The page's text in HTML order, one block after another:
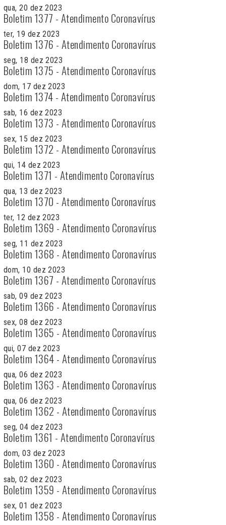
qua, 20 dez 2023
Boletim 1377 - Atendimento Coronavírus
ter, 19 dez 2023
Boletim 1376 - Atendimento Coronavírus
seg, 18 dez 2023
Boletim 1375 - Atendimento Coronavírus
dom, 17 dez 2023
Boletim 1374 - Atendimento Coronavírus
sab, 16 dez 2023
Boletim 1373 - Atendimento Coronavírus
sex, 15 dez 2023
Boletim 1372 - Atendimento Coronavírus
qui, 14 dez 2023
Boletim 1371 - Atendimento Coronavírus
qua, 13 dez 2023
Boletim 1370 - Atendimento Coronavírus
ter, 12 dez 2023
Boletim 1369 - Atendimento Coronavírus
seg, 11 dez 2023
Boletim 1368 - Atendimento Coronavírus
dom, 10 dez 2023
Boletim 1367 - Atendimento Coronavírus
sab, 09 dez 2023
Boletim 1366 - Atendimento Coronavírus
sex, 08 dez 2023
Boletim 1365 - Atendimento Coronavírus
qui, 07 dez 2023
Boletim 1364 - Atendimento Coronavírus
qua, 06 dez 2023
Boletim 1363 - Atendimento Coronavírus
qua, 06 dez 2023
Boletim 1362 - Atendimento Coronavírus
seg, 04 dez 2023
Boletim 1361 - Atendimento Coronavírus
dom, 03 dez 2023
Boletim 1360 - Atendimento Coronavírus
sab, 02 dez 2023
Boletim 1359 - Atendimento Coronavírus
sex, 01 dez 2023
Boletim 1358 - Atendimento Coronavírus